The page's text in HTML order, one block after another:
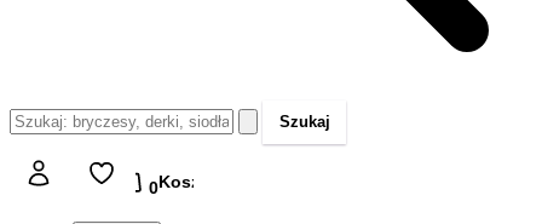
Szukaj
Koszyk 0Koszyk